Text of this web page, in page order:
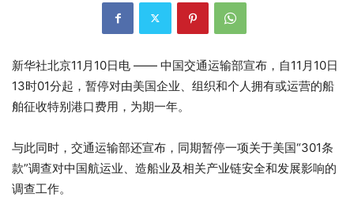
新华社北京11月10日电 —— 中国交通运输部宣布，自11月10日
13时01分起，暂停对由美国企业、组织和个人拥有或运营的船
舶征收特别港口费用，为期一年。
与此同时，交通运输部还宣布，同期暂停一项关于美国“301条
款”调查对中国航运业、造船业及相关产业链安全和发展影响的
调查工作。